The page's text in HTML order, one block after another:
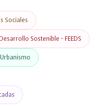
Sociales
Sostenible - FEEDS